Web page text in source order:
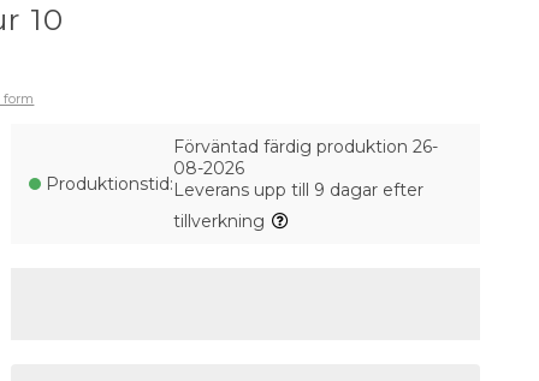
10
form
Produktionstid:
Förväntad färdig produktion 26-
08-2026
Leverans upp till 9 dagar efter
tillverkning